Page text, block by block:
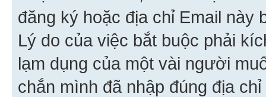
đăng ký hoặc địa chỉ Email này
Lý do của việc bắt buộc phải
lạm dụng của một vài người
chắn mình đã nhập đúng địa